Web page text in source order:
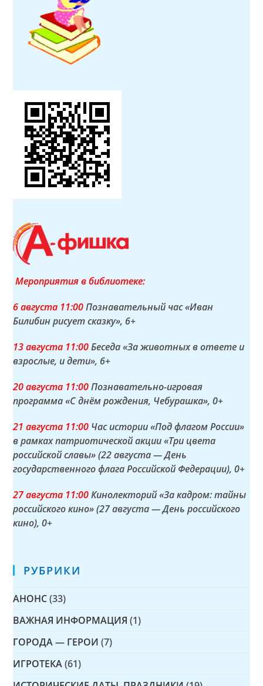
Мероприятия в библиотеке:
6 августа 11:00Познавательный час «Иван
Билибин рисует сказку», 6+
13 августа 11:00Беседа «За животных в ответе и
взрослые, и дети», 6+
20 августа 11:00Познавательно-игровая
программа «С днём рождения, Чебурашка», 0+
21 августа 11:00 Час истории «Под флагом России»
в рамках патриотической акции «Три цвета
российской славы» (22 августа — День
государственного флага Российской Федерации), 0+
27 августа 11:00Кинолекторий «За кадром: тайны
российского кино» (27 августа — День российского
кино), 0+
РУБРИКИ
АНОНС (33)
ВАЖНАЯ ИНФОРМАЦИЯ (1)
ГОРОДА — ГЕРОИ (7)
ИГРОТЕКА (61)